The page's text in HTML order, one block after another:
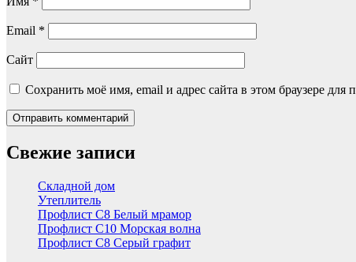
Email *
Сайт
Сохранить моё имя, email и адрес сайта в этом браузере
Свежие записи
Складной дом
Утеплитель
Профлист С8 Белый мрамор
Профлист С10 Морская волна
Профлист С8 Серый графит